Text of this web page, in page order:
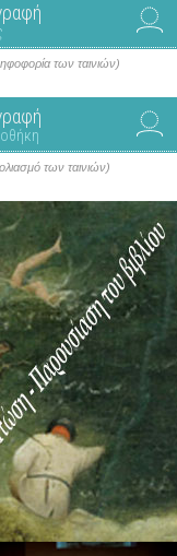
των ταινιών)
των ταινιών)